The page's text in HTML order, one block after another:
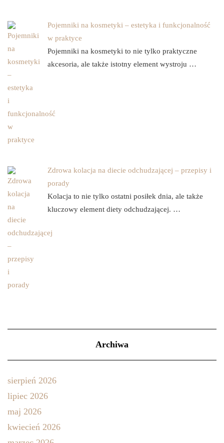
Pojemniki na kosmetyki – estetyka i funkcjonalność
w praktyce
Pojemniki na kosmetyki to nie tylko praktyczne
akcesoria, ale także istotny element wystroju …
Zdrowa kolacja na diecie odchudzającej – przepisy i
porady
Kolacja to nie tylko ostatni posiłek dnia, ale także
kluczowy element diety odchudzającej. …
Archiwa
sierpień 2026
lipiec 2026
maj 2026
kwiecień 2026